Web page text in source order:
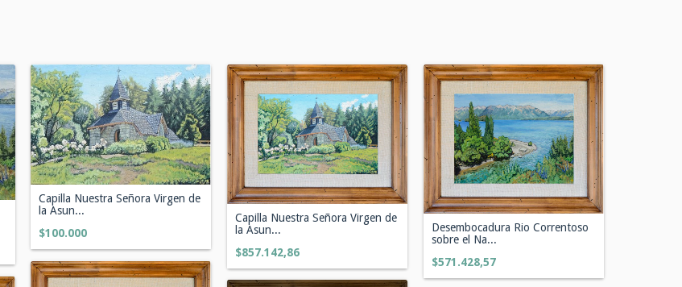
Capilla Nuestra Señora Virgen de
la Asun...
$100.000
Capilla Nuestra Señora Virgen de
la Asun...
$857.142,86
Desembocadura Rio Correntoso
sobre el Na...
$571.428,57